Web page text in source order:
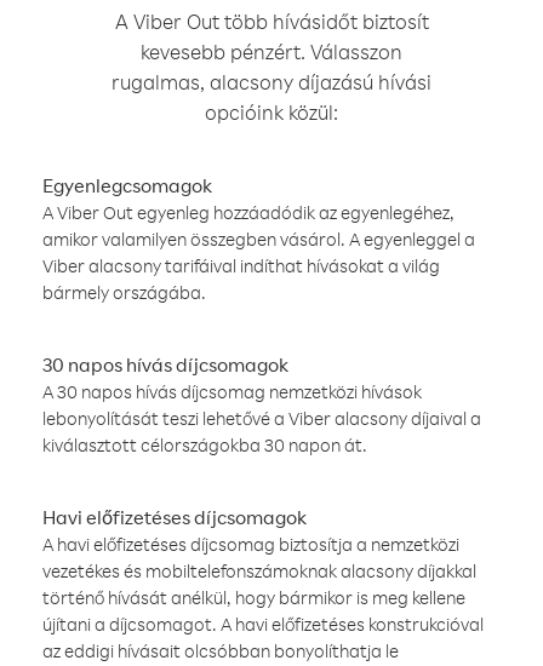
A Viber Out több hívásidőt biztosít
kevesebb pénzért. Válasszon
rugalmas, alacsony díjazású hívási
opcióink közül:
Egyenlegcsomagok
A Viber Out egyenleg hozzáadódik az egyenlegéhez,
amikor valamilyen összegben vásárol. A egyenleggel a
Viber alacsony tarifáival indíthat hívásokat a világ
bármely országába.
30 napos hívás díjcsomagok
A 30 napos hívás díjcsomag nemzetközi hívások
lebonyolítását teszi lehetővé a Viber alacsony díjaival a
kiválasztott célországokba 30 napon át.
Havi előfizetéses díjcsomagok
A havi előfizetéses díjcsomag biztosítja a nemzetközi
vezetékes és mobiltelefonszámoknak alacsony díjakkal
történő hívását anélkül, hogy bármikor is meg kellene
újítani a díjcsomagot. A havi előfizetéses konstrukcióval
az eddigi hívásait olcsóbban bonyolíthatja le